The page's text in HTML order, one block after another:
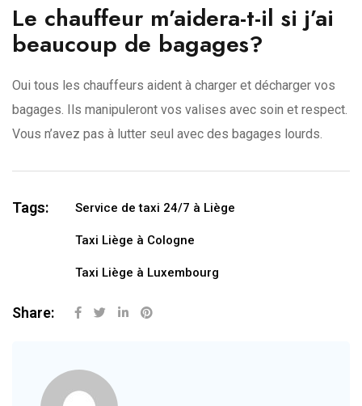
Le chauffeur m’aidera-t-il si j’ai
beaucoup de bagages?
Oui tous les chauffeurs aident à charger et décharger vos
bagages. Ils manipuleront vos valises avec soin et respect.
Vous n’avez pas à lutter seul avec des bagages lourds.
Tags: Service de taxi 24/7 à Liège
Taxi Liège à Cologne
Taxi Liège à Luxembourg
Share: